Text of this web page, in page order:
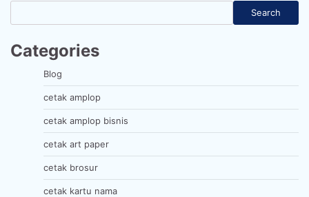
Search
Categories
Blog
cetak amplop
cetak amplop bisnis
cetak art paper
cetak brosur
cetak kartu nama